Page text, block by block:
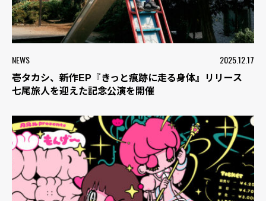
NEWS 2025.12.17
壱タカシ、新作EP『きっと痕跡に走る身体』リリース
七尾旅人を迎えた記念公演を開催